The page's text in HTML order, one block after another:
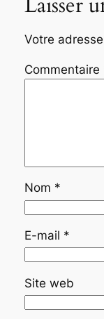
Votre
Commentaire
Nom *
E-mail *
Site web